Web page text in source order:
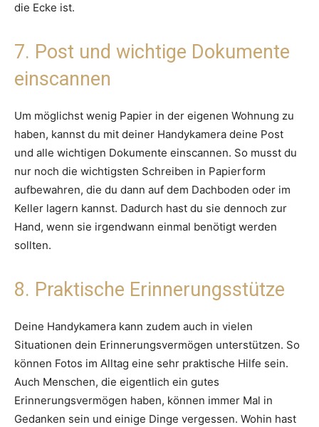
die Ecke ist.
7. Post und wichtige Dokumente
einscannen
Um möglichst wenig Papier in der eigenen Wohnung zu
haben, kannst du mit deiner Handykamera deine Post
und alle wichtigen Dokumente einscannen. So musst du
nur noch die wichtigsten Schreiben in Papierform
aufbewahren, die du dann auf dem Dachboden oder im
Keller lagern kannst. Dadurch hast du sie dennoch zur
Hand, wenn sie irgendwann einmal benötigt werden
sollten.
8. Praktische Erinnerungsstütze
Deine Handykamera kann zudem auch in vielen
Situationen dein Erinnerungsvermögen unterstützen. So
können Fotos im Alltag eine sehr praktische Hilfe sein.
Auch Menschen, die eigentlich ein gutes
Erinnerungsvermögen haben, können immer Mal in
Gedanken sein und einige Dinge vergessen. Wohin hast